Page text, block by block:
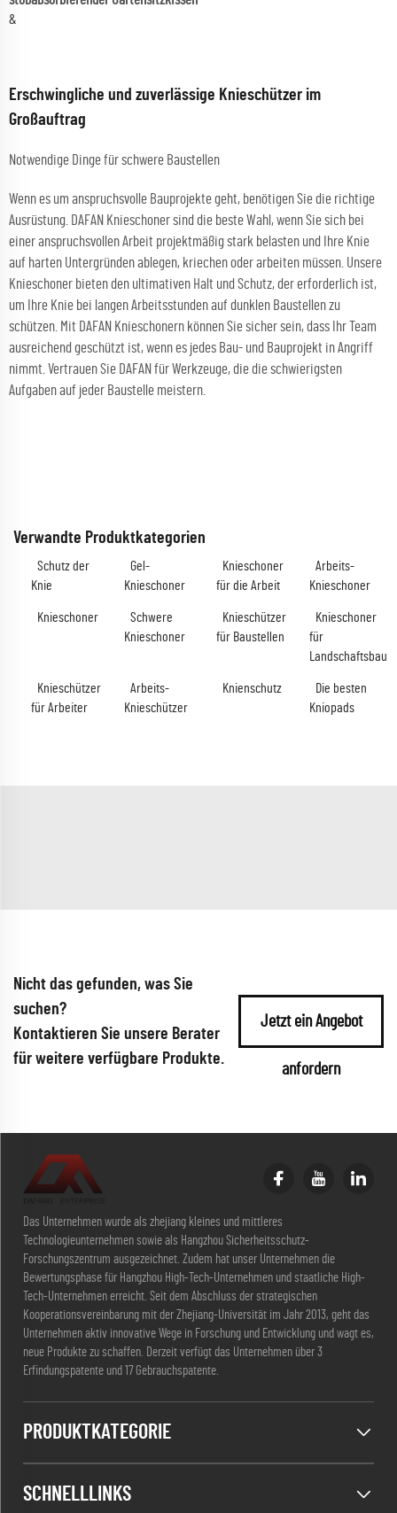
&
Erschwingliche und zuverlässige Knieschützer im
Großauftrag
Notwendige Dinge für schwere Baustellen
Wenn es um anspruchsvolle Bauprojekte geht, benötigen Sie die richtige
Ausrüstung. DAFAN Knieschoner sind die beste Wahl, wenn Sie sich bei
einer anspruchsvollen Arbeit projektmäßig stark belasten und Ihre Knie
auf harten Untergründen ablegen, kriechen oder arbeiten müssen. Unsere
Knieschoner bieten den ultimativen Halt und Schutz, der erforderlich ist,
um Ihre Knie bei langen Arbeitsstunden auf dunklen Baustellen zu
schützen. Mit DAFAN Knieschonern können Sie sicher sein, dass Ihr Team
ausreichend geschützt ist, wenn es jedes Bau- und Bauprojekt in Angriff
nimmt. Vertrauen Sie DAFAN für Werkzeuge, die die schwierigsten
Aufgaben auf jeder Baustelle meistern.
Verwandte Produktkategorien
Schutz der
Knie
Gel-
Knieschoner
Knieschoner
für die Arbeit
Arbeits-
Knieschoner
Knieschoner
Schwere
Knieschoner
Knieschützer
für Baustellen
Knieschoner
für
Landschaftsbau
Knieschützer
für Arbeiter
Arbeits-
Knieschützer
Knienschutz
Die besten
Kniopads
Nicht das gefunden, was Sie
suchen?
Kontaktieren Sie unsere Berater
für weitere verfügbare Produkte.
Jetzt ein Angebot
anfordern
Das Unternehmen wurde als zhejiang kleines und mittleres
Technologieunternehmen sowie als Hangzhou Sicherheitsschutz-
Forschungszentrum ausgezeichnet. Zudem hat unser Unternehmen die
Bewertungsphase für Hangzhou High-Tech-Unternehmen und staatliche High-
Tech-Unternehmen erreicht. Seit dem Abschluss der strategischen
Kooperationsvereinbarung mit der Zhejiang-Universität im Jahr 2013, geht das
Unternehmen aktiv innovative Wege in Forschung und Entwicklung und wagt es,
neue Produkte zu schaffen. Derzeit verfügt das Unternehmen über 3
Erfindungspatente und 17 Gebrauchspatente.
PRODUKTKATEGORIE
SCHNELLLINKS